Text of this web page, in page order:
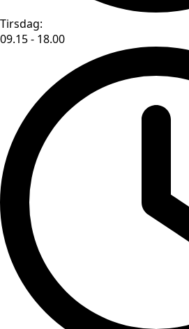
Tirsdag:
09.15 - 18.00